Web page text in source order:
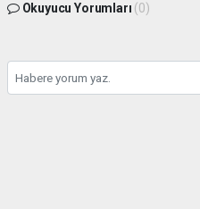
Okuyucu Yorumları (0)